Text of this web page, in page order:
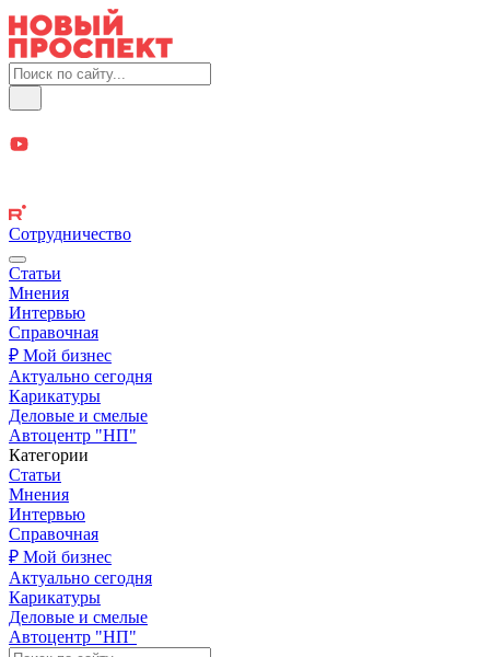
Сотрудничество
Статьи
Мнения
Интервью
Справочная
₽ Мой бизнес
Актуально сегодня
Карикатуры
Деловые и смелые
Автоцентр "НП"
Категории
Статьи
Мнения
Интервью
Справочная
₽ Мой бизнес
Актуально сегодня
Карикатуры
Деловые и смелые
Автоцентр "НП"